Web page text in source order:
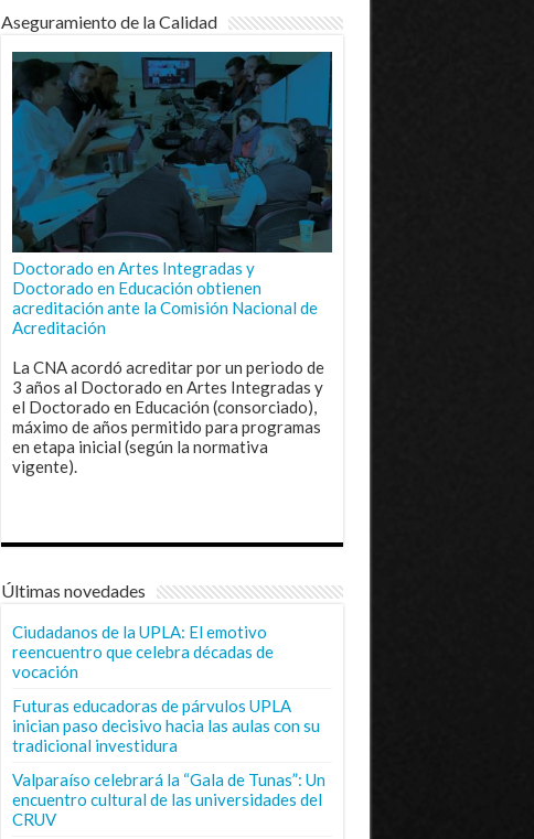
Aseguramiento de la Calidad
Doctorado en Artes Integradas y
Doctorado en Educación obtienen
acreditación ante la Comisión Nacional de
Acreditación
La CNA acordó acreditar por un periodo de
3 años al Doctorado en Artes Integradas y
el Doctorado en Educación (consorciado),
máximo de años permitido para programas
en etapa inicial (según la normativa
vigente).
Últimas novedades
Ciudadanos de la UPLA: El emotivo
reencuentro que celebra décadas de
vocación
Futuras educadoras de párvulos UPLA
inician paso decisivo hacia las aulas con su
tradicional investidura
Valparaíso celebrará la “Gala de Tunas”: Un
encuentro cultural de las universidades del
CRUV